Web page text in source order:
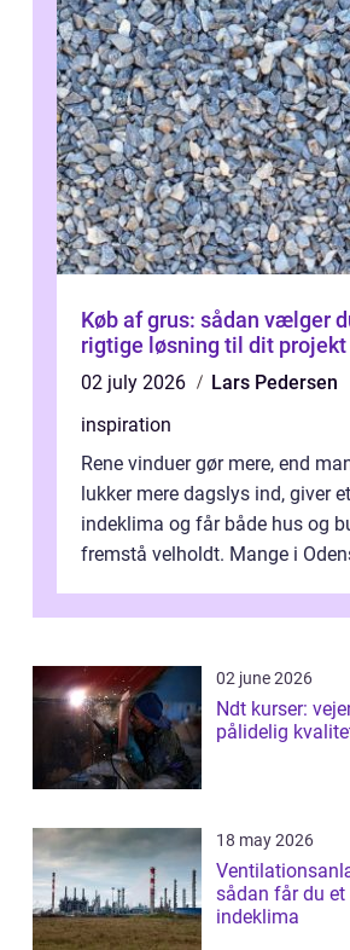
Køb af grus: sådan vælger
rigtige løsning til dit projekt
02 july 2026
Lars Pedersen
inspiration
Rene vinduer gør mere, end
lukker mere dagslys ind, giver
indeklima og får både hus og
fremstå velholdt. Mange i
02 june 2026
Ndt kurser:
pålidelig
18 may 2026
sådan får du
indeklima